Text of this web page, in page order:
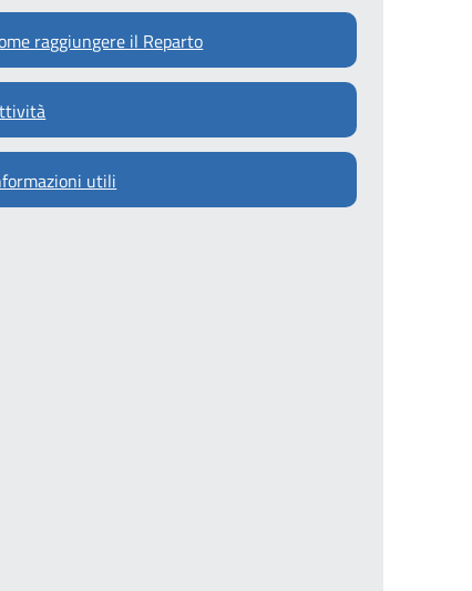
raggiungere il Reparto
utili